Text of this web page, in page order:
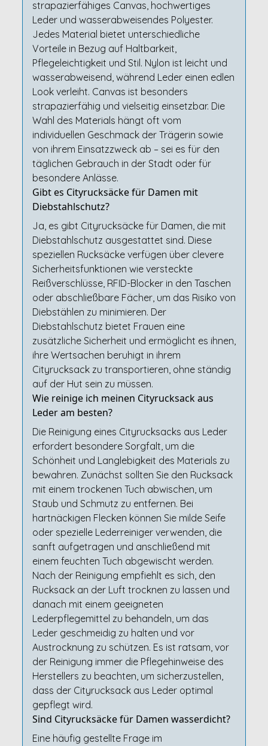
strapazierfähiges Canvas, hochwertiges
Leder und wasserabweisendes Polyester.
Jedes Material bietet unterschiedliche
Vorteile in Bezug auf Haltbarkeit,
Pflegeleichtigkeit und Stil. Nylon ist leicht und
wasserabweisend, während Leder einen edlen
Look verleiht. Canvas ist besonders
strapazierfähig und vielseitig einsetzbar. Die
Wahl des Materials hängt oft vom
individuellen Geschmack der Trägerin sowie
von ihrem Einsatzzweck ab – sei es für den
täglichen Gebrauch in der Stadt oder für
besondere Anlässe.
Gibt es Cityrucksäcke für Damen mit
Diebstahlschutz?
Ja, es gibt Cityrucksäcke für Damen, die mit
Diebstahlschutz ausgestattet sind. Diese
speziellen Rucksäcke verfügen über clevere
Sicherheitsfunktionen wie versteckte
Reißverschlüsse, RFID-Blocker in den Taschen
oder abschließbare Fächer, um das Risiko von
Diebstählen zu minimieren. Der
Diebstahlschutz bietet Frauen eine
zusätzliche Sicherheit und ermöglicht es ihnen,
ihre Wertsachen beruhigt in ihrem
Cityrucksack zu transportieren, ohne ständig
auf der Hut sein zu müssen.
Wie reinige ich meinen Cityrucksack aus
Leder am besten?
Die Reinigung eines Cityrucksacks aus Leder
erfordert besondere Sorgfalt, um die
Schönheit und Langlebigkeit des Materials zu
bewahren. Zunächst sollten Sie den Rucksack
mit einem trockenen Tuch abwischen, um
Staub und Schmutz zu entfernen. Bei
hartnäckigen Flecken können Sie milde Seife
oder spezielle Lederreiniger verwenden, die
sanft aufgetragen und anschließend mit
einem feuchten Tuch abgewischt werden.
Nach der Reinigung empfiehlt es sich, den
Rucksack an der Luft trocknen zu lassen und
danach mit einem geeigneten
Lederpflegemittel zu behandeln, um das
Leder geschmeidig zu halten und vor
Austrocknung zu schützen. Es ist ratsam, vor
der Reinigung immer die Pflegehinweise des
Herstellers zu beachten, um sicherzustellen,
dass der Cityrucksack aus Leder optimal
gepflegt wird.
Sind Cityrucksäcke für Damen wasserdicht?
Eine häufig gestellte Frage im